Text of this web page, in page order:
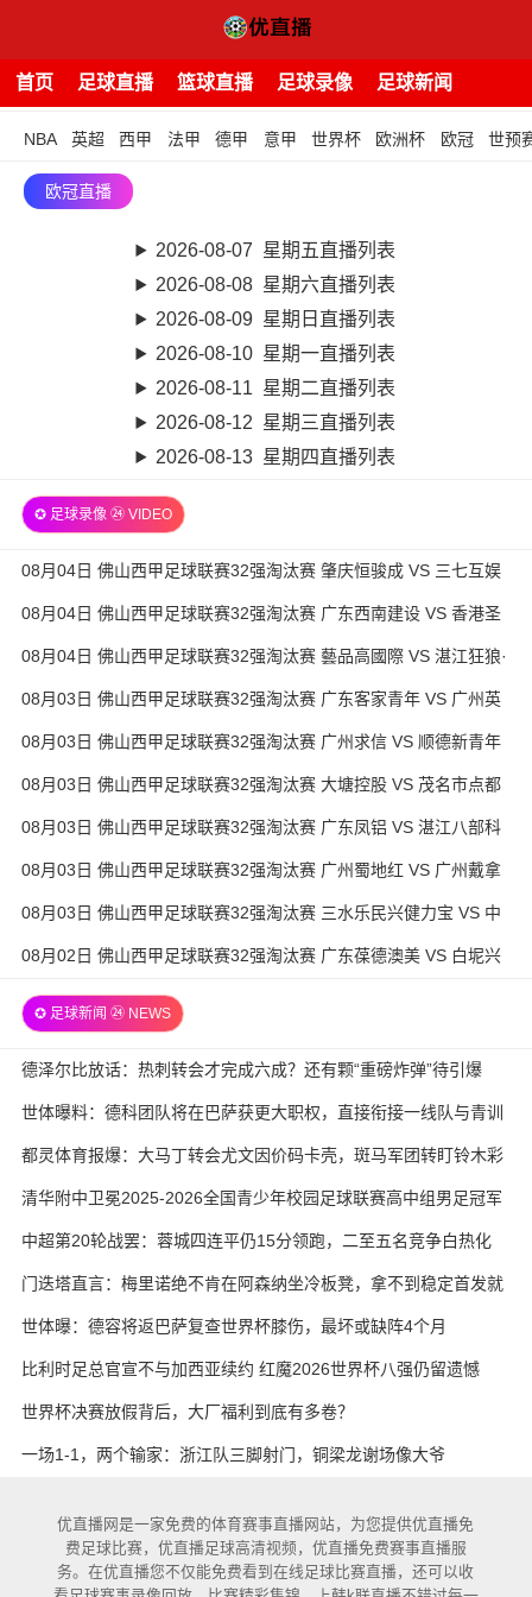
首页 足球直播 篮球直播 足球录像 足球新闻
NBA 英超 西甲 法甲 德甲 意甲 世界杯 欧洲杯 欧冠 世预
欧冠直播
2026-08-07 星期五直播列表
2026-08-08 星期六直播列表
2026-08-09 星期日直播列表
2026-08-10 星期一直播列表
2026-08-11 星期二直播列表
2026-08-12 星期三直播列表
2026-08-13 星期四直播列表
✪ 足球录像 ㉔ VIDEO
08月04日 佛山西甲足球联赛32强淘汰赛 肇庆恒骏成 VS 三七互娱
全场录像
08月04日 佛山西甲足球联赛32强淘汰赛 广东西南建设 VS 香港圣
徒 全场录像
08月04日 佛山西甲足球联赛32强淘汰赛 藝品高國際 VS 湛江狂狼·
粵辉能源 全场录像
08月03日 佛山西甲足球联赛32强淘汰赛 广东客家青年 VS 广州英
华思力U17 全场录像
08月03日 佛山西甲足球联赛32强淘汰赛 广州求信 VS 顺德新青年
全场录像
08月03日 佛山西甲足球联赛32强淘汰赛 大塘控股 VS 茂名市点都
得 全场录像
08月03日 佛山西甲足球联赛32强淘汰赛 广东凤铝 VS 湛江八部科
技 全场录像
08月03日 佛山西甲足球联赛32强淘汰赛 广州蜀地红 VS 广州戴拿
模 全场录像
08月03日 佛山西甲足球联赛32强淘汰赛 三水乐民兴健力宝 VS 中
国澳门澳科精英 全场录像
08月02日 佛山西甲足球联赛32强淘汰赛 广东葆德澳美 VS 白坭兴
✪ 足球新闻 ㉔ NEWS
德泽尔比放话：热刺转会才完成六成？还有颗“重磅炸弹”待引爆
世体曝料：德科团队将在巴萨获更大职权，直接衔接一线队与青训
都灵体育报爆：大马丁转会尤文因价码卡壳，斑马军团转盯铃木彩
艳与维卡里奥
清华附中卫冕2025-2026全国青少年校园足球联赛高中组男足冠军
中超第20轮战罢：蓉城四连平仍15分领跑，二至五名竞争白热化
门迭塔直言：梅里诺绝不肯在阿森纳坐冷板凳，拿不到稳定首发就
考虑另寻出路
世体曝：德容将返巴萨复查世界杯膝伤，最坏或缺阵4个月
比利时足总官宣不与加西亚续约 红魔2026世界杯八强仍留遗憾
世界杯决赛放假背后，大厂福利到底有多卷？
一场1-1，两个输家：浙江队三脚射门，铜梁龙谢场像大爷
优直播网是一家免费的体育赛事直播网站，为您提供优直播免
费足球比赛，优直播足球高清视频，优直播免费赛事直播服
务。在优直播您不仅能免费看到在线足球比赛直播，还可以收